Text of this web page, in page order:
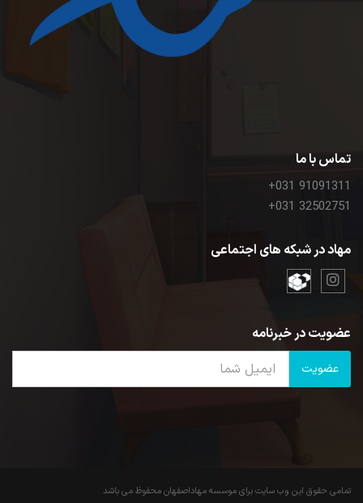
تماس با ما
+031 91091311
+031 32502751
مهاد در شبکه های اجتماعی
عضویت در خبرنامه
عضویت
تمامی حقوق این وب سایت برای موسسه مهاداصفهان محفوظ می باشد